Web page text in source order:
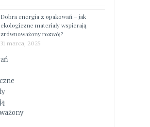
Dobra energia z opakowań – jak
ekologiczne materiały wspierają
zrównoważony rozwój?
31 marca, 2025